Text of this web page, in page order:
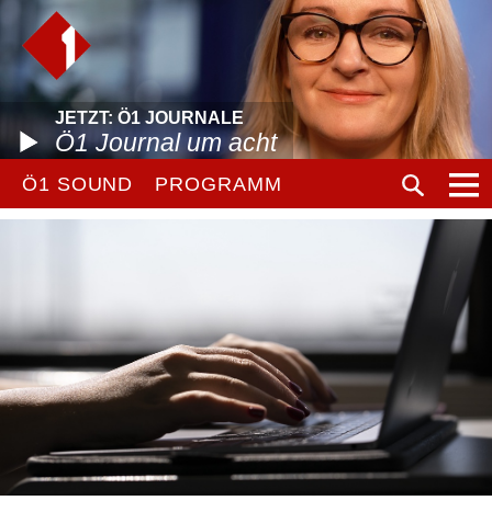
JETZT: Ö1 JOURNALE
Ö1 Journal um acht
Ö1 SOUND PROGRAMM